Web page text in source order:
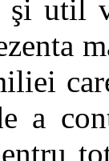
util
a